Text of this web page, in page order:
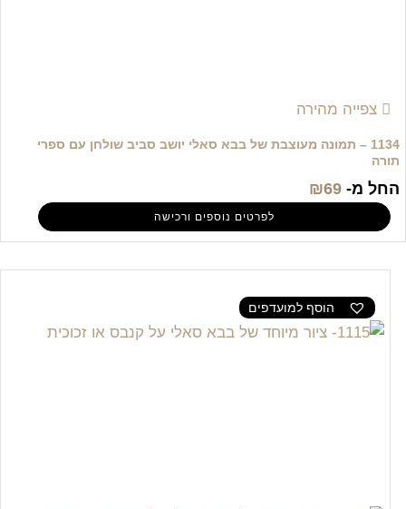
צפייה מהירה
1134 – תמונה מעוצבת של בבא סאלי יושב סביב שולחן עם ספרי
תורה
החל מ- ₪69
לפרטים נוספים ורכישה
הוסף למועדפים